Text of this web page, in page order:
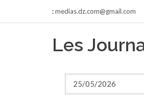
:medias.dz.com@gmail.com
Les